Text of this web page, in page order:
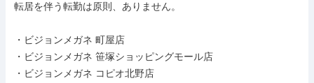
転居を伴う転勤は原則、ありません。
・ビジョンメガネ 町屋店
・ビジョンメガネ 笹塚ショッピングモール店
・ビジョンメガネ コピオ北野店